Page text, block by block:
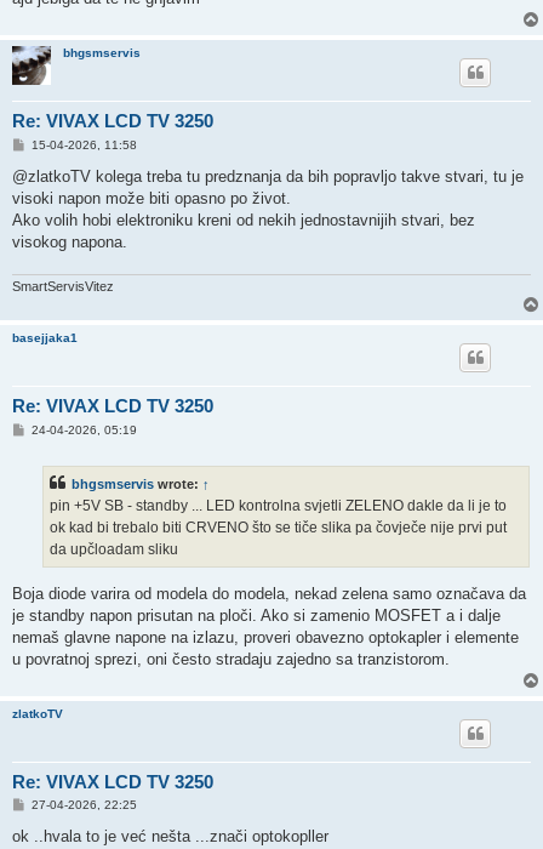
bhgsmservis
Re: VIVAX LCD TV 3250
P
s
15-04-2026, 11:58
@zlatkoTV kolega treba tu predznanja da bih popravljo takve stvari, tu je
visoki napon može biti opasno po život.
Ako volih hobi elektroniku kreni od nekih jednostavnijih stvari, bez
visokog napona.
SmartServisVitez
basejjaka1
Re: VIVAX LCD TV 3250
P24-04-2026, 05:19
bhgsmservis wrote: ↑
pin +5V SB - standby ... LED kontrolna svjetli ZELENO dakle da li je to
ok kad bi trebalo biti CRVENO što se tiče slika pa čovječe nije prvi put
da upčloadam sliku
Boja diode varira od modela do modela, nekad zelena samo označava da
je standby napon prisutan na ploči. Ako si zamenio MOSFET a i dalje
nemaš glavne napone na izlazu, proveri obavezno optokapler i elemente
u povratnoj sprezi, oni često stradaju zajedno sa tranzistorom.
zlatkoTV
Re: VIVAX LCD TV 3250
P
s
27-04-2026, 22:25
ok ..hvala to je već nešta ...znači optokopller